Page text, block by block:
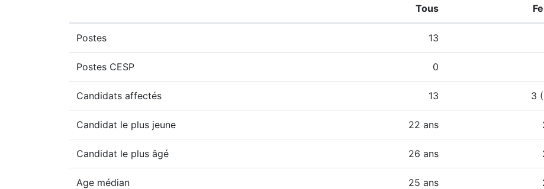
Tous
Postes 13
Postes CESP 0
Candidats affectés 13 3
Candidat le plus jeune 22 ans
Candidat le plus âgé 26 ans
Age médian 25 ans